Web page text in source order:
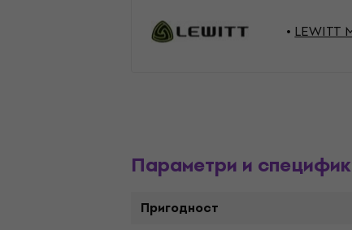
LEWITT
Параметри и
Пригодност